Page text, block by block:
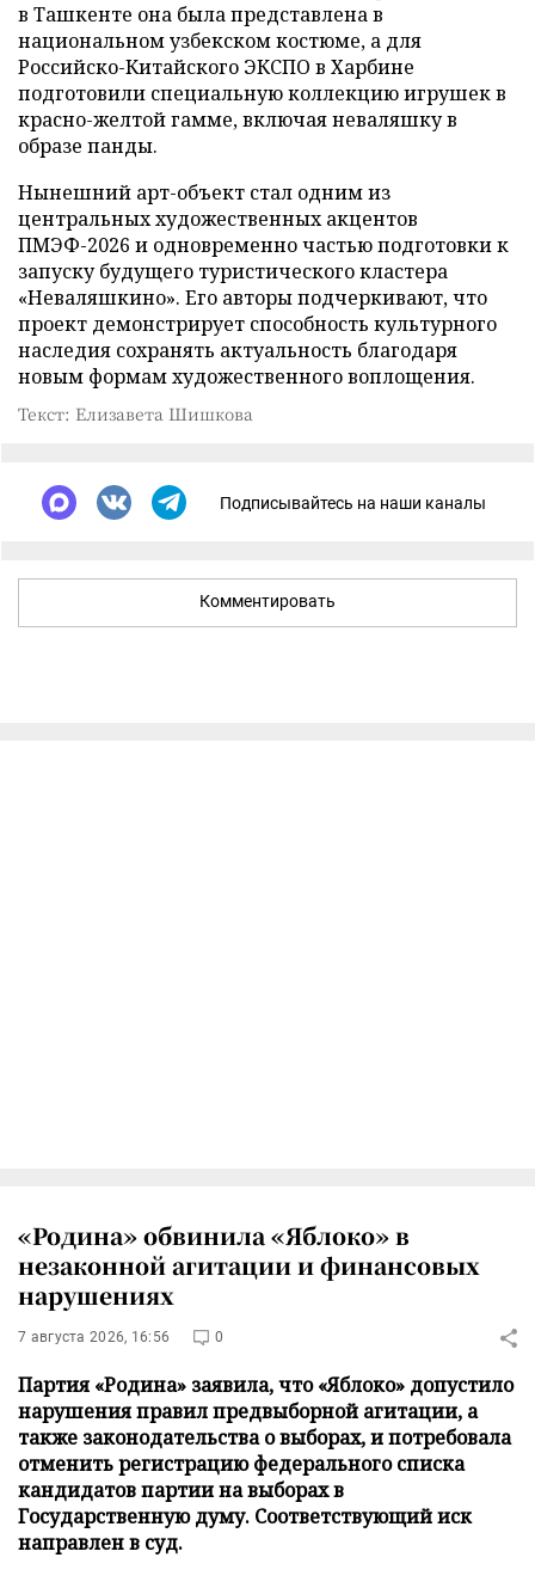
в Ташкенте она была представлена в
национальном узбекском костюме, а для
Российско-Китайского ЭКСПО в Харбине
подготовили специальную коллекцию игрушек в
красно-желтой гамме, включая неваляшку в
образе панды.
Нынешний арт-объект стал одним из
центральных художественных акцентов
ПМЭФ-2026 и одновременно частью подготовки к
запуску будущего туристического кластера
«Неваляшкино». Его авторы подчеркивают, что
проект демонстрирует способность культурного
наследия сохранять актуальность благодаря
новым формам художественного воплощения.
Текст: Елизавета Шишкова
Подписывайтесь на наши каналы
Комментировать
«Родина» обвинила «Яблоко» в
незаконной агитации и финансовых
нарушениях
7 августа 2026, 16:56 0
Партия «Родина» заявила, что «Яблоко» допустило
нарушения правил предвыборной агитации, а
также законодательства о выборах, и потребовала
отменить регистрацию федерального списка
кандидатов партии на выборах в
Государственную думу. Соответствующий иск
направлен в суд.